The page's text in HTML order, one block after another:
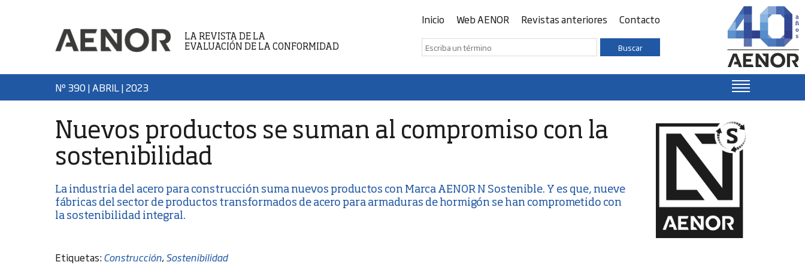
LA REVISTA DE LA
EVALUACIÓN DE LA CONFORMIDAD
Inicio Web AENOR Revistas anteriores Contacto
Buscar
Nº 390 | ABRIL| 2023
Nuevos productos se suman al compromiso con la
sostenibilidad
La industria del acero para construcción suma nuevos productos con Marca AENOR N Sostenible. Y es que, nueve
fábricas del sector de productos transformados de acero para armaduras de hormigón se han comprometido con
la sostenibilidad integral.
Etiquetas:Construcción,Sostenibilidad